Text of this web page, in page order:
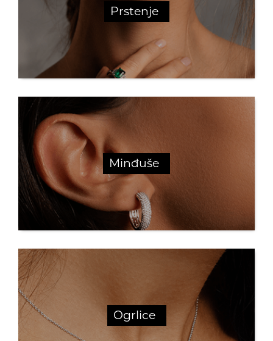
Prstenje
Minđuše
Ogrlice